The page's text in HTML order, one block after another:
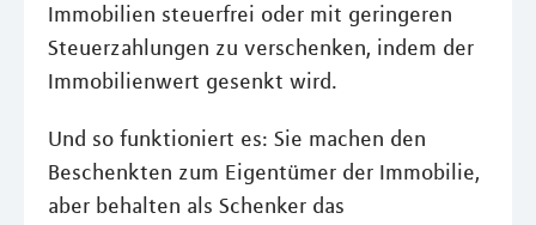
Immobilien steuerfrei oder mit geringeren
Steuerzahlungen zu verschenken, indem der
Immobilienwert gesenkt wird.
Und so funktioniert es: Sie machen den
Beschenkten zum Eigentümer der Immobilie,
aber behalten als Schenker das